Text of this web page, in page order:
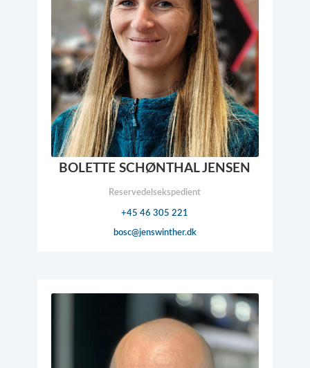
BOLETTE SCHØNTHAL JENSEN
Reservedelsekspedient
+45 46 305 221
bosc@​jenswinther.dk